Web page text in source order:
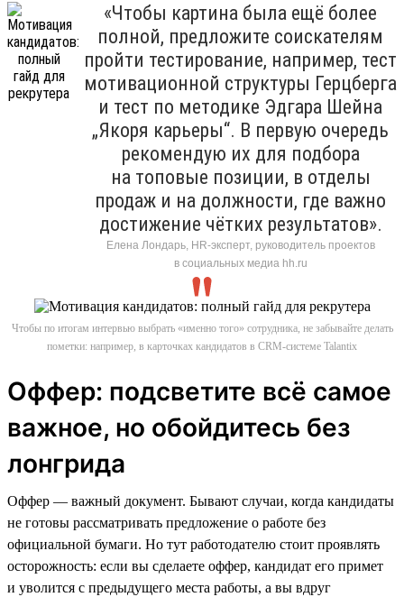
«Чтобы картина была ещё более
полной, предложите соискателям
пройти тестирование, например, тест
мотивационной структуры Герцберга
и тест по методике Эдгара Шейна
„Якоря карьеры“. В первую очередь
рекомендую их для подбора
на топовые позиции, в отделы
продаж и на должности, где важно
достижение чётких результатов».
Елена Лондарь, HR-эксперт, руководитель проектов
в социальных медиа hh.ru
Чтобы по итогам интервью выбрать «именно того» сотрудника, не забывайте делать
пометки: например, в карточках кандидатов в CRM-системе Talantix
Оффер: подсветите всё самое
важное, но обойдитесь без
лонгрида
Оффер — важный документ. Бывают случаи, когда кандидаты
не готовы рассматривать предложение о работе без
официальной бумаги. Но тут работодателю стоит проявлять
осторожность: если вы сделаете оффер, кандидат его примет
и уволится с предыдущего места работы, а вы вдруг